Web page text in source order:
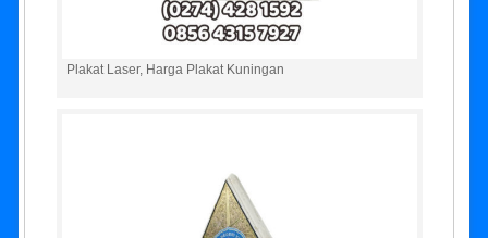
Plakat Laser, Harga Plakat Kuningan